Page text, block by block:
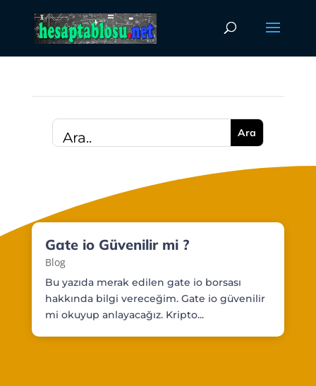
Gate io Güvenilir mi ?
Blog
Bu yazıda merak edilen gate io borsası
hakkında bilgi vereceğim. Gate io güvenilir
mi okuyup anlayacağız. Kripto...